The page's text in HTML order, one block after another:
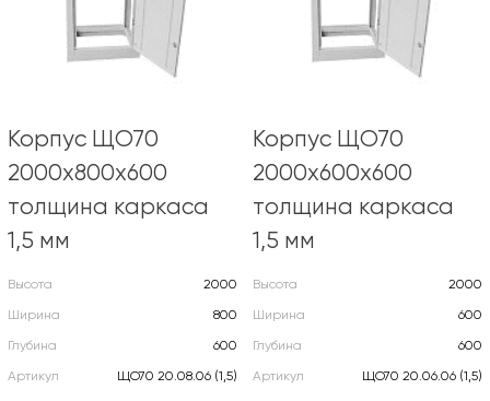
Корпус ЩО70
2000х800х600
толщина каркаса
1,5 мм
Высота
2000
Ширина
800
Глубина
600
Артикул
ЩО70 20.08.06 (1,5)
Корпус ЩО70
2000х600х600
толщина каркаса
1,5 мм
Высота
2000
Ширина
600
Глубина
600
Артикул
ЩО70 20.06.06 (1,5)